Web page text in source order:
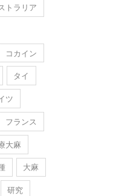
トラリア
コカイン
タイ
ツ
フランス
大麻
大麻
研究